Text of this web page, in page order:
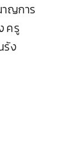
ญการ
ครู
รัง